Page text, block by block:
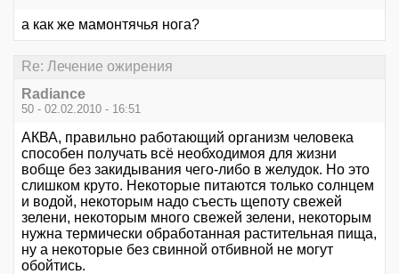
а как же мамонтячья нога?
Re: Лечение ожирения
Radiance
50 - 02.02.2010 - 16:51
АКВА, правильно работающий организм человека
способен получать всё необходимоя для жизни
вобще без закидывания чего-либо в желудок. Но это
слишком круто. Некоторые питаются только солнцем
и водой, некоторым надо съесть щепоту свежей
зелени, некоторым много свежей зелени, некоторым
нужна термически обработанная растительная пища,
ну а некоторые без свинной отбивной не могут
обойтись.